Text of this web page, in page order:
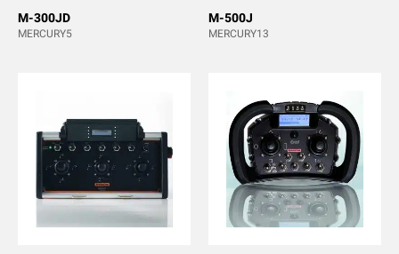
M-300JD
MERCURY5
M-500J
MERCURY13